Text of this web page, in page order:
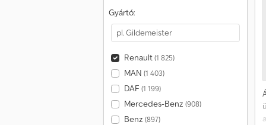
Gyártó:
Renault(1 825)
MAN (1 403)
DAF (1 199)
Mercedes-Benz (908)
Benz (897)